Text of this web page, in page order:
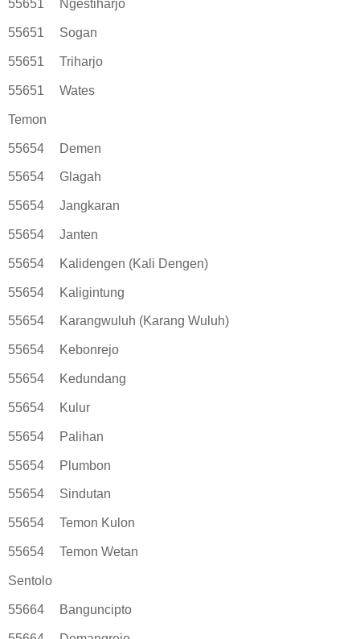
55651 Ngestiharjo
55651 Sogan
55651 Triharjo
55651 Wates
Temon
55654 Demen
55654 Glagah
55654 Jangkaran
55654 Janten
55654 Kalidengen (Kali Dengen)
55654 Kaligintung
55654 Karangwuluh (Karang Wuluh)
55654 Kebonrejo
55654 Kedundang
55654 Kulur
55654 Palihan
55654 Plumbon
55654 Sindutan
55654 Temon Kulon
55654 Temon Wetan
Sentolo
55664 Banguncipto